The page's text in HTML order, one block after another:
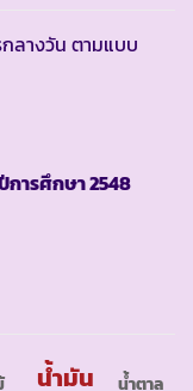
ลางวัน ตามแบบ
การศึกษา2548
น้ำมัน น้ำตาล